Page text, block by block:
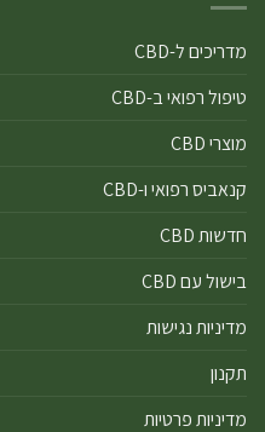
מדריכים ל-CBD
טיפול רפואי ב-CBD
מוצרי CBD
קנאביס רפואי ו-CBD
חדשות CBD
בישול עם CBD
מדיניות נגישות
תקנון
מדיניות פרטיות